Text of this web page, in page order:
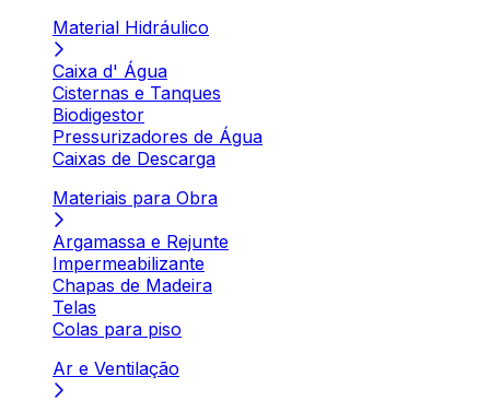
Material Hidráulico
Caixa d' Água
Cisternas e Tanques
Biodigestor
Pressurizadores de Água
Caixas de Descarga
Materiais para Obra
Argamassa e Rejunte
Impermeabilizante
Chapas de Madeira
Telas
Colas para piso
Ar e Ventilação